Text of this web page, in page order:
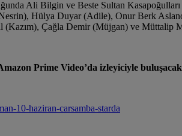
Ali Bilgin ve Beste Sultan
Hülya Duyar (Adile), Onur Berk
Çağla Demir (Müjgan) ve Müttalip
Prime Video’da izleyiciyle
10-haziran-carsamba-starda